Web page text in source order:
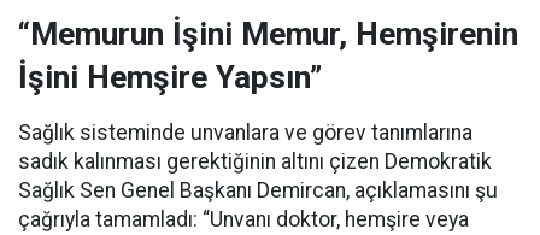
“Memurun İşini Memur, Hemşirenin
İşini Hemşire Yapsın”
Sağlık sisteminde unvanlara ve görev tanımlarına
sadık kalınması gerektiğinin altını çizen Demokratik
Sağlık Sen Genel Başkanı Demircan, açıklamasını şu
çağrıyla tamamladı: “Unvanı doktor, hemşire veya